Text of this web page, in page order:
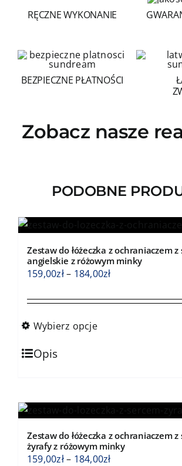
RĘCZNE WYKONANIE
BEZPIECZNE PŁATNOŚCI
Zobacz nasze
PODOBNE
Zestaw do łóżeczka z ochraniaczem
angielskie z różowym minky
159,00zł– 184,00złZakres
od
Wybierz opcje
Ten
produkt
wariantów.
można
wybrać
Opis
Zestaw do łóżeczka z ochraniaczem z
żyrafy z różowym minky
159,00zł– 184,00złZakres